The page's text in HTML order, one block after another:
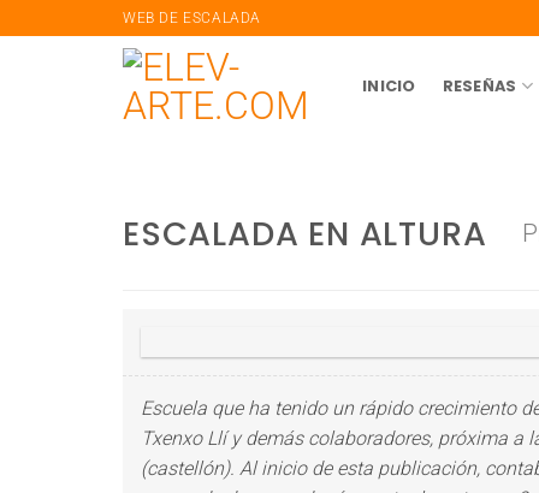
al
WEB DE ESCALADA
INICIO RESEÑAS
ESCALADA EN ALTURA
Escuela que ha tenido un rápido crecimiento
Txenxo Llí y demás colaboradores, próxima a
(castellón). Al inicio de esta publicación,